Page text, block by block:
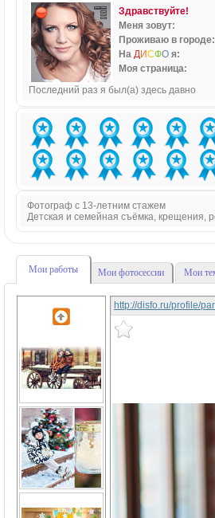
Здравствуйте!
Меня зовут:
Проживаю в городе:
На ДИСФО я:
Моя страница:
Последний раз я был(а) здесь давно
Фотограф с 13-летним стажем
Детская и семейная съёмка, крещения,
Мои работы Мои фотосессии Мои
http://disfo.ru/profile/